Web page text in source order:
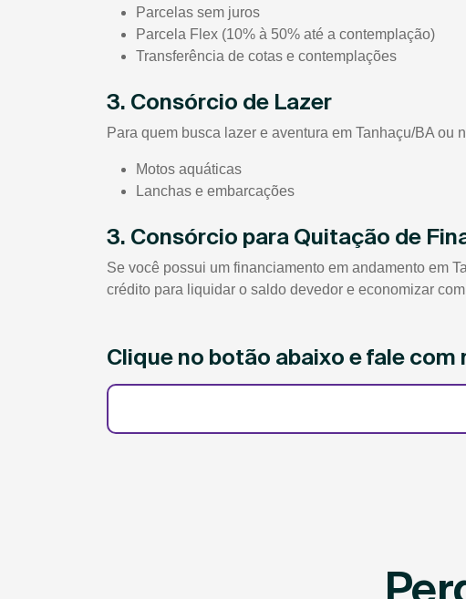
Parcelas sem juros
Parcela Flex (10% à 50% até a contemplação)
Transferência de cotas e contemplações
3. Consórcio de Lazer
Para quem busca lazer e aventura em Tanhaçu/BA
Motos aquáticas
Lanchas e embarcações
3. Consórcio para Quitação de
Se você possui um financiamento em andamento em
crédito para liquidar o saldo devedor e economizar
Clique no botão abaixo e fale